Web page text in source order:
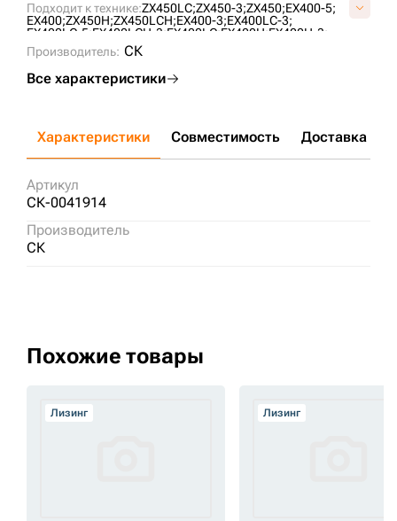
Подходит к технике:ZX450LC;ZX450-3;ZX450;EX400-5;
EX400;ZX450H;ZX450LCH;EX400-3;EX400LC-3;
EX400LC-5;EX400LCH-3;EX400LC;EX400H;EX400H-3;
EX400H-5;
ZX470LC-5G;
Производитель: СК
Все характеристики
Характеристики Совместимость Доставка и
Артикул
СК-0041914
Производитель
СК
Похожие товары
Лизинг Лизинг